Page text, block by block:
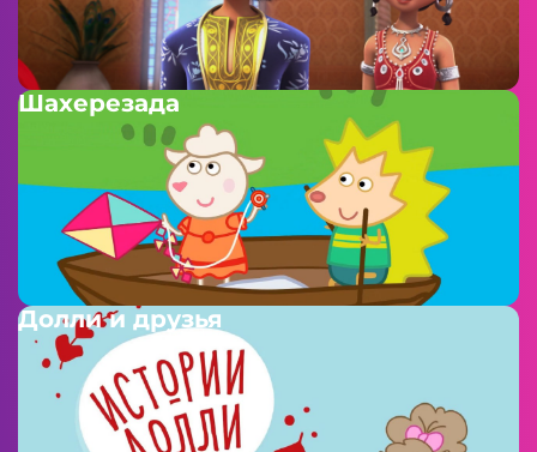
Шахерезада
Долли и друзья